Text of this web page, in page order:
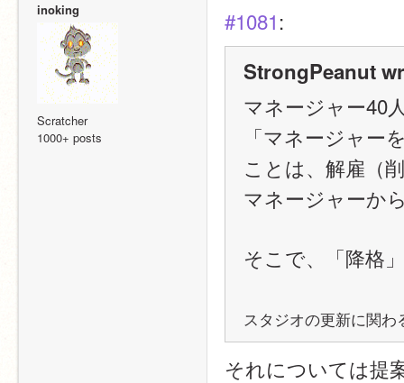
inoking
Scratcher
1000+ posts
#1081:
StrongPeanut
マネージャー40
「マネージャー
ことは、解雇（
マネージャーか
そこで、「降格
スタジオの更新に関
それについては提